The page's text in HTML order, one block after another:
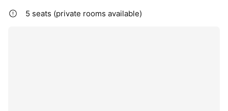
初めてのお客様には施術前にしっかりカウンセリングを行い、
お身体の状態やご希望を伺ったうえで最適な施術をご提案いた
5 seats (private rooms available)